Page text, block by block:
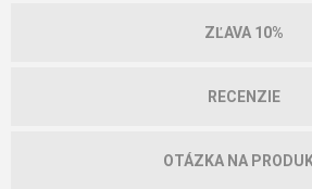
ZĽAVA 10%
RECENZIE
OTÁZKA NA